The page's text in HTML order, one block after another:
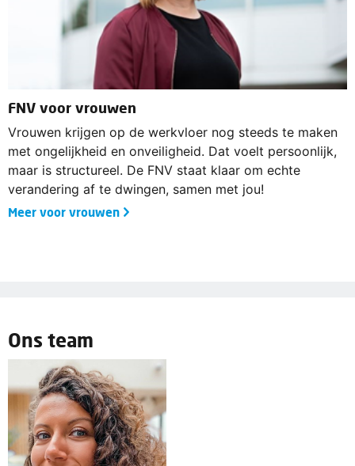
FNV voor vrouwen
Vrouwen krijgen op de werkvloer nog steeds te maken
met ongelijkheid en onveiligheid. Dat voelt persoonlijk,
maar is structureel. De FNV staat klaar om echte
verandering af te dwingen, samen met jou!
Meer voor vrouwen
Ons team